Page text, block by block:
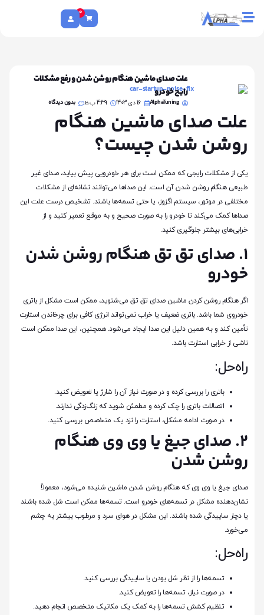
0
علت صدای ماشین هنگام روشن شدن و رفع مشکلات
رایج خودرو
AlphaTuning 16 دی 1403 4:39 ب.ظ بدون دیدگاه
علت صدای ماشین هنگام
روشن شدن چیست؟
یکی از مشکلات رایجی که ممکن است برای هر خودرویی پیش بیاید، صدای غیر
طبیعی هنگام روشن شدن آن است. این صداها می‌توانند نشانه‌ای از مشکلات
مختلفی در موتور، سیستم اگزوز، یا حتی تسمه‌ها باشند. تشخیص درست علت این
صداها کمک می‌کند تا خودرو را به صورت صحیح و به موقع تعمیر کنید و از
خرابی‌های بیشتر جلوگیری کنید.
1. صدای تق تق هنگام روشن شدن
خودرو
اگر هنگام روشن کردن ماشین صدای تق تق می‌شنوید، ممکن است مشکل از باتری
خودروی شما باشد. باتری ضعیف یا خراب نمی‌تواند انرژی کافی برای چرخاندن استارت
تأمین کند و به همین دلیل این صدا ایجاد می‌شود. همچنین، این صدا ممکن است
ناشی از خرابی استارت باشد.
راه‌حل:
باتری را بررسی کرده و در صورت نیاز آن را شارژ یا تعویض کنید.
اتصالات باتری را چک کرده و مطمئن شوید که زنگ‌زدگی ندارند.
در صورت ادامه مشکل، استارت را نزد یک متخصص بررسی کنید.
2. صدای جیغ یا وی وی هنگام
روشن شدن
صدای جیغ یا وی وی که هنگام روشن شدن ماشین شنیده می‌شود، معمولاً
نشان‌دهنده مشکل در تسمه‌های خودرو است. تسمه‌ها ممکن است شل شده باشند
یا دچار ساییدگی شده باشند. این مشکل در هوای سرد و مرطوب بیشتر به چشم
می‌خورد.
راه‌حل:
تسمه‌ها را از نظر شل بودن یا ساییدگی بررسی کنید.
در صورت نیاز، تسمه‌ها را تعویض کنید.
تنظیم کشش تسمه‌ها را به کمک یک مکانیک متخصص انجام دهید.